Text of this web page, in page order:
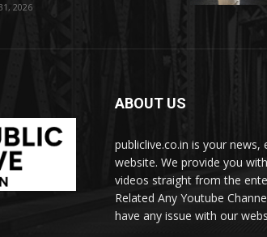
2026
ABOUT US
publiclive.co.in is your
website. We provide you
videos straight from the
Related Any Youtube
have any issue with our